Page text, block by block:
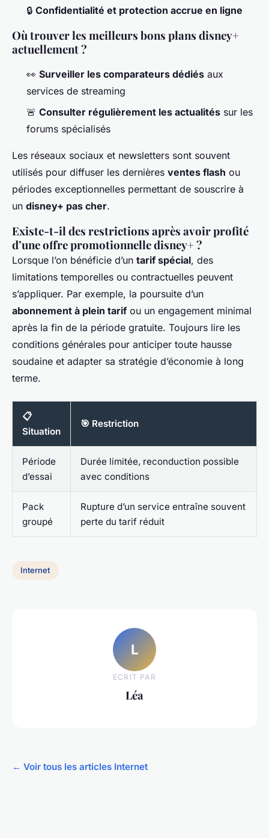
🔒 Confidentialité et protection accrue en ligne
Où trouver les meilleurs bons plans disney+
actuellement ?
👀 Surveiller les comparateurs dédiés aux
services de streaming
🚨 Consulter régulièrement les actualités sur les
forums spécialisés
Les réseaux sociaux et newsletters sont souvent
utilisés pour diffuser les dernières ventes flash ou
périodes exceptionnelles permettant de souscrire à
un disney+ pas cher.
Existe-t-il des restrictions après avoir profité
d’une offre promotionnelle disney+ ?
Lorsque l’on bénéficie d’un tarif spécial, des
limitations temporelles ou contractuelles peuvent
s’appliquer. Par exemple, la poursuite d’un
abonnement à plein tarifou un engagement minimal
après la fin de la période gratuite. Toujours lire les
conditions générales pour anticiper toute hausse
soudaine et adapter sa stratégie d’économie à long
terme.
📋
Situation
🎯 Restriction
Période
d’essai
Durée limitée, reconduction possible
avec conditions
Pack
groupé
Rupture d’un service entraîne souvent
perte du tarif réduit
Internet
L
ECRIT PAR
Léa
← Voir tous les articles Internet